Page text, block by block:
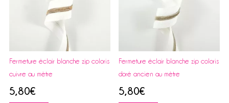
Fermeture éclair blanche zip coloris
cuivre au mètre
5,80€
Fermeture éclair blanche zip coloris
doré ancien au mètre
5,80€